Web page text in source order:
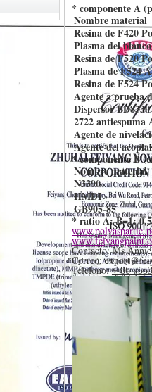
* componente A
Nombre material
Resina de F420
Plasma del
Resina de F520
Plasma de F524
Resina de F524
Agente a prueba
Dispersor BD8330
2722 antiespuma
Agente de
Agente del
* componente B
Nombre material
N3390
HMDI
GB905-85
* ratio A: B=1: 0,5
www.polyaspartic-
Contacto: Ms
Correo:
Teléfono:+ 86